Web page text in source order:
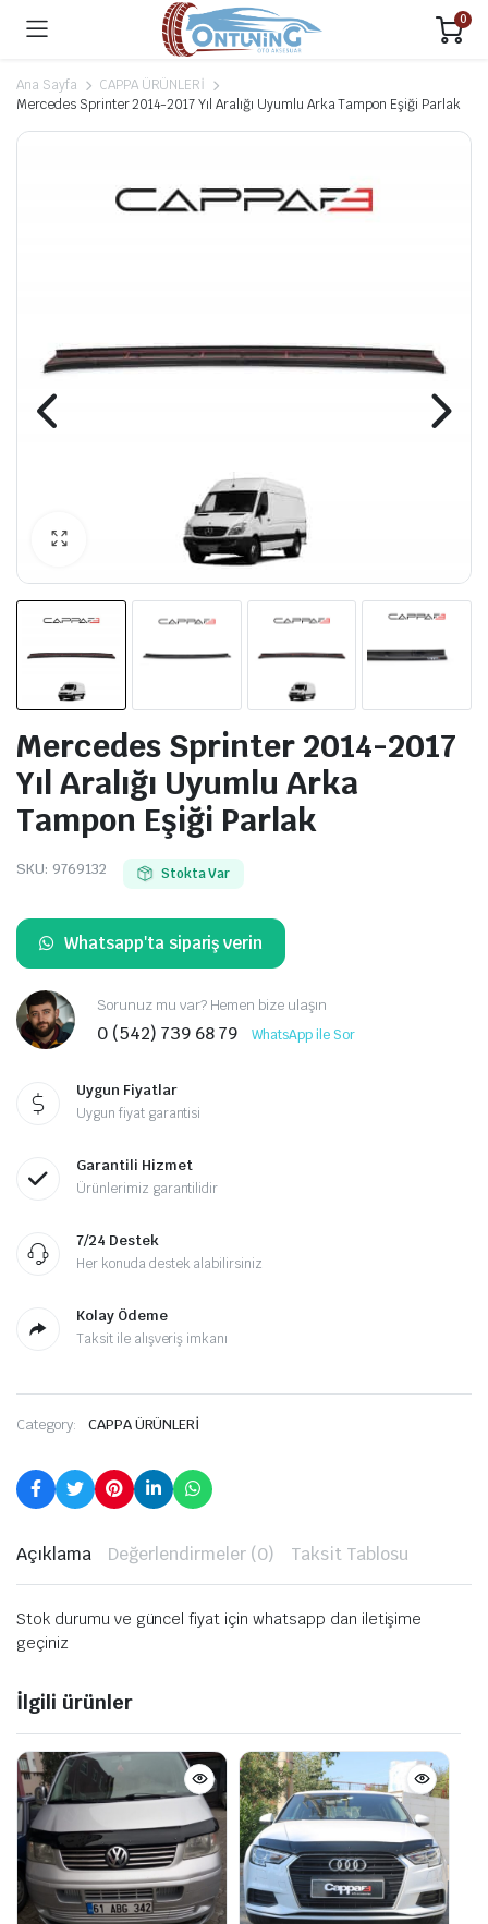
0
Ana Sayfa
CAPPA ÜRÜNLERİ
Mercedes Sprinter 2014-2017 Yıl Aralığı Uyumlu Arka Tampon Eşiği Parlak
Mercedes Sprinter 2014-2017
Yıl Aralığı Uyumlu Arka
Tampon Eşiği Parlak
SKU: 9769132 Stokta Var
Whatsapp'ta sipariş verin
Sorunuz mu var? Hemen bize ulaşın
0 (542) 739 68 79 WhatsApp ile Sor
Uygun Fiyatlar
Uygun fiyat garantisi
Garantili Hizmet
Ürünlerimiz garantilidir
7/24 Destek
Her konuda destek alabilirsiniz
Kolay Ödeme
Taksit ile alışveriş imkanı
Category: CAPPA ÜRÜNLERİ
Açıklama Değerlendirmeler (0) Taksit Tablosu
Stok durumu ve güncel fiyat için whatsapp dan iletişime
geçiniz
İlgili ürünler